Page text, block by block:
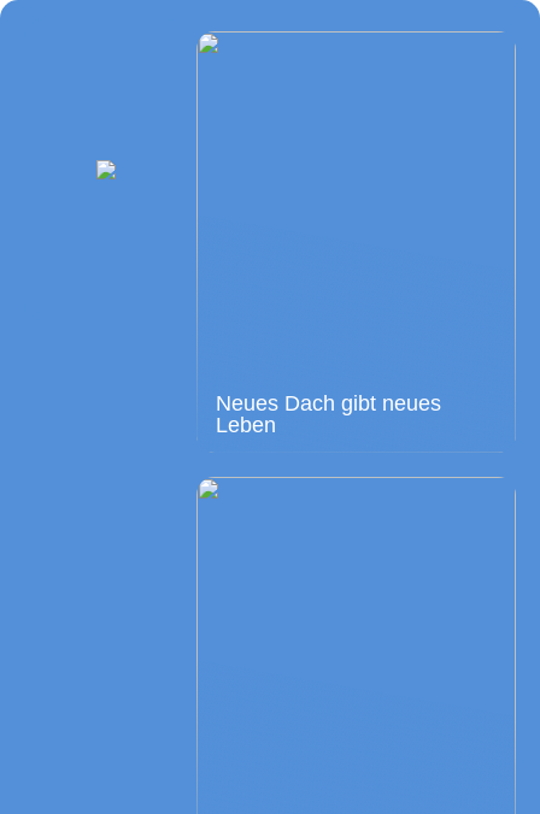
Neues Dach gibt neues
Leben